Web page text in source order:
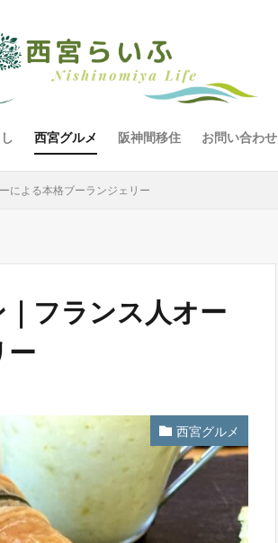
西宮グルメ 阪神間移住 お問い合わせ
による本格ブーランジェリー
｜フランス人オー
ー
西宮グルメ